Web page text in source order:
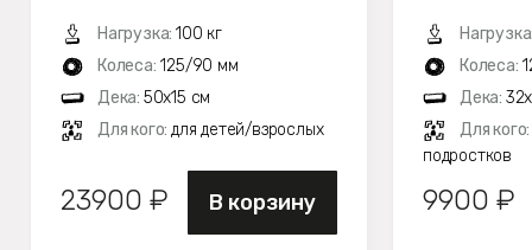
Нагрузка: 100 кг
Колеса: 125/90 мм
Дека: 50х15 см
Для кого: для детей/взрослых
23900 ₽ В корзину
Колеса:
Дека:
Для кого:
подростков
9900 ₽